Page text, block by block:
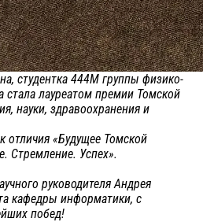
студентка 444М группы физико-
стала лауреатом премии Томской
науки, здравоохранения и
отличия «Будущее Томской
Стремление. Успех».
руководителя Андрея
кафедры информатики, с
побед!